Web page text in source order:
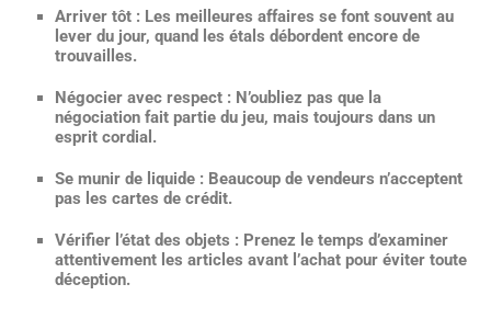
Arriver tôt : Les meilleures affaires se font souvent au
lever du jour, quand les étals débordent encore de
trouvailles.
Négocier avec respect : N’oubliez pas que la
négociation fait partie du jeu, mais toujours dans un
esprit cordial.
Se munir de liquide : Beaucoup de vendeurs n’acceptent
pas les cartes de crédit.
Vérifier l’état des objets : Prenez le temps d’examiner
attentivement les articles avant l’achat pour éviter toute
déception.